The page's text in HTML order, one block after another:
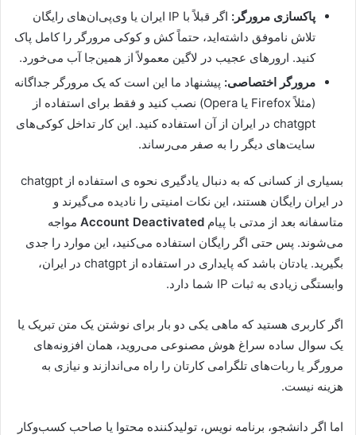
پاکسازی مرورگر:
اگر قبلاً با IP ایران یا وی‌پی‌ان‌های رایگان
تلاش ناموفق داشته‌اید، حتماً کش و کوکی مرورگر را کامل پاک
کنید. ارورهای عجیب در لاگین معمولاً از همین‌جا آب می‌خورد.
مرورگر اختصاصی: پیشنهاد ما این است که یک مرورگر جداگانه
(مثلاً Firefox یا Opera) نصب کنید و فقط برای استفاده از
chatgpt در ایران از آن استفاده کنید. این کار تداخل کوکی‌های
سایت‌های دیگر را به صفر می‌رساند.
بسیاری از کسانی که به دنبال یادگیری نحوه ی استفاده از chatgpt
در ایران رایگان هستند، این نکات امنیتی را نادیده می‌گیرند و
متاسفانه بعد از مدتی با پیام Account Deactivated مواجه
می‌شوند. پس حتی اگر رایگان استفاده می‌کنید، این موارد را جدی
بگیرید. یادتان باشد که پایداری در استفاده از chatgpt در ایران،
وابستگی زیادی به ثبات IP شما دارد.
اگر کاربری هستید که ماهی یکی دو بار برای نوشتن یک متن تبریک یا
یک سوال ساده سراغ هوش مصنوعی می‌روید، همان افزونه‌های
مرورگر یا ربات‌های تلگرامی کارتان را راه می‌اندازند و نیازی به
هزینه نیست.
اما اگر دانشجو، برنامه نویس، تولیدکننده محتوا یا صاحب کسب‌وکار